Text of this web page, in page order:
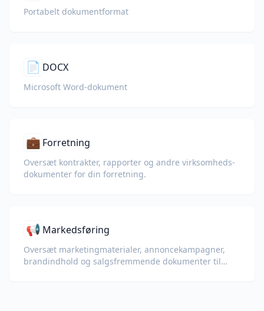
Portabelt dokumentformat
📄 DOCX
Microsoft Word-dokument
💼 Forretning
Oversæt kontrakter, rapporter og andre virksomheds­
dokumenter for din forretning.
📢 Markedsføring
Oversæt marketingmaterialer, annoncekampagner,
brandindhold og salgsfremmende dokumenter til